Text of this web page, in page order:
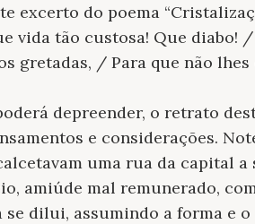
excerto do poema “
vida tão custosa! Que diabo!
gretadas, / Para que não lhes
depreender, o retrato
e considerações.
uma rua da capital a
amiúde mal remunerado,
dilui, assumindo a forma e o